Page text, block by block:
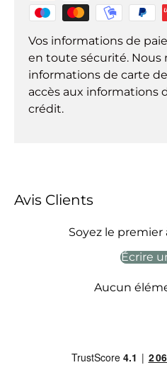
Vos informations de
en toute sécurité. Nous
informations de carte
accès aux informations
crédit.
Avis Clients
Soyez le premier
Écrire
Aucun